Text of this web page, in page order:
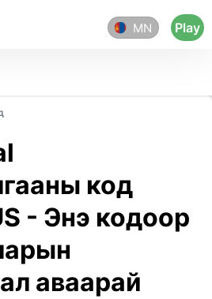
MN Play
код
- Энэ кодоор
аваарай